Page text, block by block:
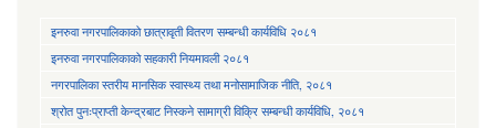
इनरुवा नगरपालिकाको छात्रावृती वितरण सम्बन्धी कार्यविधि २०८१
इनरुवा नगरपालिकाको सहकारी नियमावली २०८१
नगरपालिका स्तरीय मानसिक स्वास्थ्य तथा मनोसामाजिक नीति, २०८१
श्रोत पुनःप्राप्ती केन्द्रबाट निस्कने सामाग्री विक्रि सम्बन्धी कार्यविधि, २०८१